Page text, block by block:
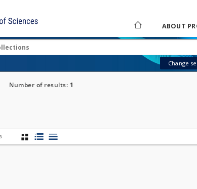
ABOUT
Change
Number of results: 1